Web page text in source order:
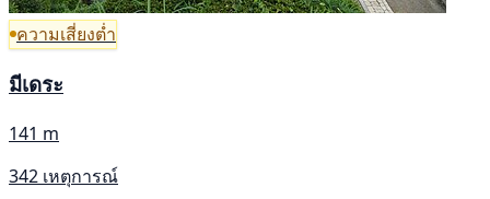
ความเสี่ยงต่ำ
มีเดระ
141 m
342 เหตุการณ์